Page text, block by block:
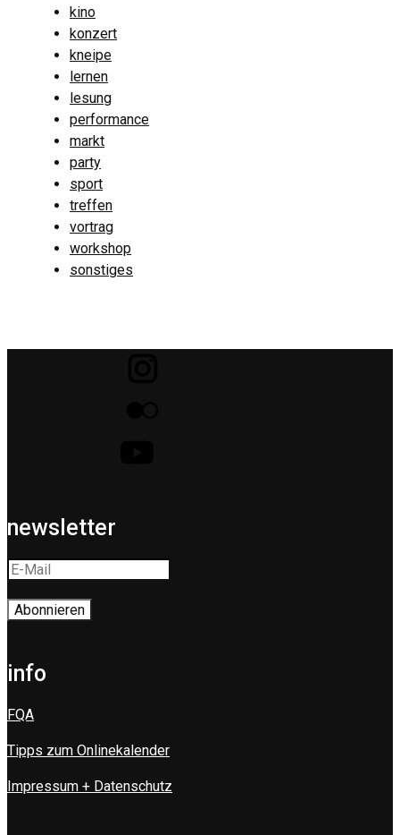
kino
konzert
kneipe
lernen
lesung
performance
markt
party
sport
treffen
vortrag
workshop
sonstiges
newsletter
info
FQA
Tipps zum Onlinekalender
Impressum + Datenschutz